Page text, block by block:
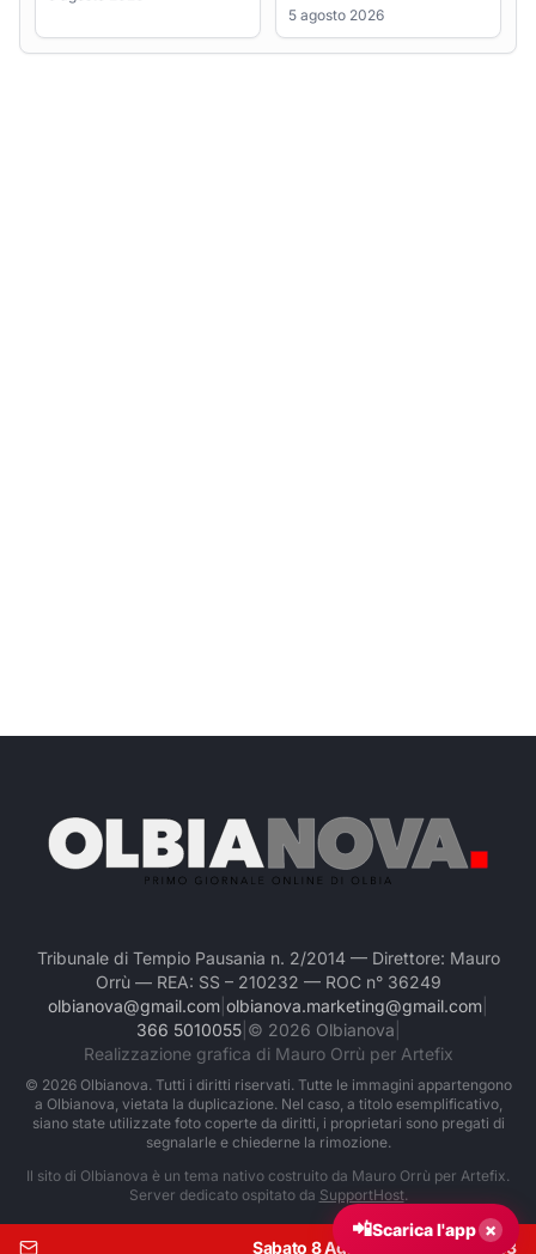
Tribunale di Tempio Pausania n. 2/2014 — Direttore: Mauro
Orrù — REA: SS – 210232 — ROC n° 36249
olbianova@gmail.com olbianova.marketing@gmail.com
366 5010055| © 2026 Olbianova
Realizzazione grafica di Mauro Orrù per Artefix
© 2026Olbianova. Tutti i diritti riservati. Tutte le immagini appartengono
a Olbianova, vietata la duplicazione. Nel caso, a titolo esemplificativo,
siano state utilizzate foto coperte da diritti, i proprietari sono pregati di
segnalarle e chiederne la rimozione.
Il sito di Olbianova è un tema nativo costruito da Mauro Orrù per Artefix.
Server dedicato ospitato da SupportHost.
Sabato 8 Agosto 2026 22:53
📲Scarica l'app ×